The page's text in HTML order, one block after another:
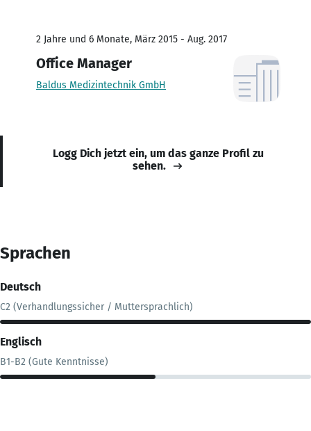
2 Jahre und 6 Monate, März 2015 - Aug. 2017
Office Manager
Baldus Medizintechnik GmbH
Logg Dich jetzt ein, um das ganze Profil zu
sehen.
Sprachen
Deutsch
C2 (Verhandlungssicher / Muttersprachlich)
Englisch
B1-B2 (Gute Kenntnisse)